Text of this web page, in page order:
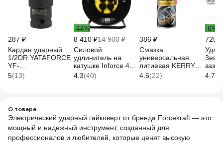
287 ₽
Кардан ударный
1/2DR YATAFORCE
YF-
80541MPB(60490)
5(13)
-44%
8 410 ₽14 900 ₽
Силовой
удлинитель на
катушке Inforce 4
гнезда, с/з КГт
3х2,5 16A 30м IP44
4.3(40)
386 ₽
Смазка
универсальная
литиевая KERRY
KR-942
4.6(22)
-6%
725 ₽
3es-
4.7
О товаре
Электрический ударный гайковерт от бренда Forcekraft — это
мощный и надежный инструмент, созданный для
профессионалов и любителей, которые ценят высокую